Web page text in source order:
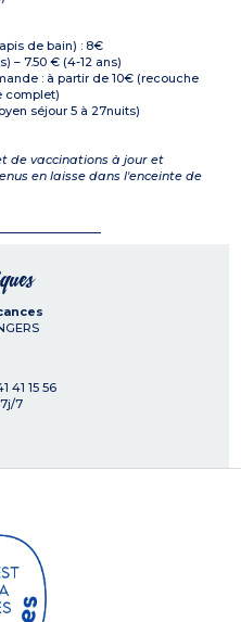
de bain) : 8€
– 7.50 € (4-12 ans)
: à partir de 10€ (recouche
complet)
séjour 5 à 27nuits)
de vaccinations à jour et
en laisse dans l'enceinte de
41 15 56
7